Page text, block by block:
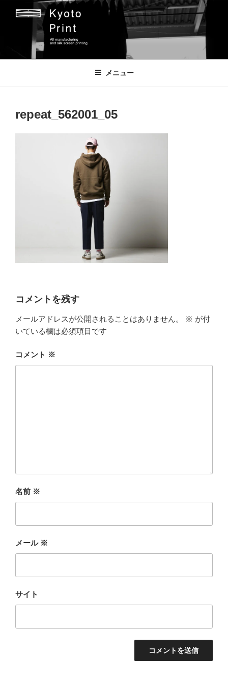
京都プリント
京都市のオリジナルプリント会社
メニュー
repeat_562001_05
コメントを残す
メールアドレスが公開されることはありません。 ※ が付
いている欄は必須項目です
コメント ※
名前 ※
メール ※
サイト